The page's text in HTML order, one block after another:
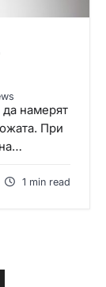
намерят
При
1 min read